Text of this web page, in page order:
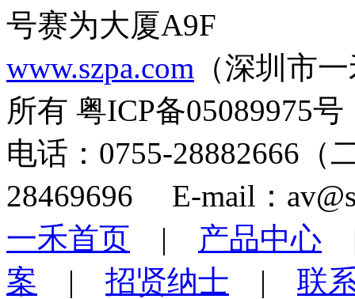
号赛为大厦A9F
www.szpa.com （深圳市
所有 粤ICP备05089975号
电话：0755-28882666
28469696 E-mail：
一禾首页 | 产品中心
案 | 招贤纳士 | 联